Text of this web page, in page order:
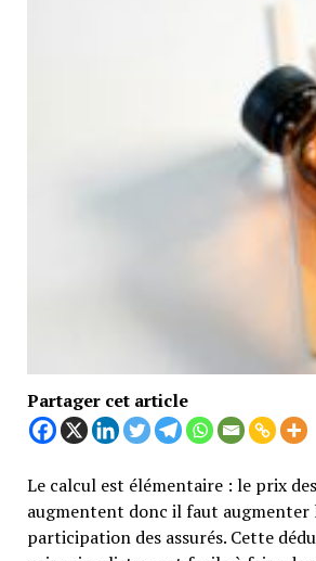
Partager cet article
Le calcul est élémentaire : le prix
augmentent donc il faut
participation des assurés. Cette